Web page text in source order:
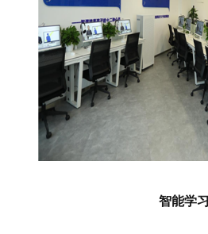
智能学